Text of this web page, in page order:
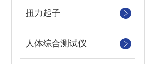
扭力起子
人体综合测试仪